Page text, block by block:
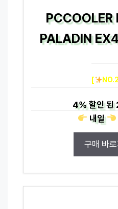
PCCOOLER
PALADIN
[
4%할인 된
내일
구매 바로